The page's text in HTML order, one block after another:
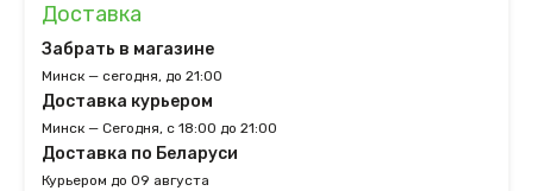
Доставка
Забрать в магазине
Минск — сегодня, до 21:00
Доставка курьером
Минск — Сегодня, с 18:00 до 21:00
Доставка по Беларуси
Курьером до 09 августа